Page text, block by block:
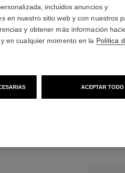
Más
Ref. 107810
92 €
3x20 ml
incluidos anuncios y
en nuestro sitio web y con nuestros
y obtener más información
en cualquier momento en la Política
ACEPTAR TODO